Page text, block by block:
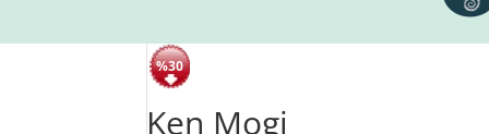
Ken Mogi
%30
%30
%30